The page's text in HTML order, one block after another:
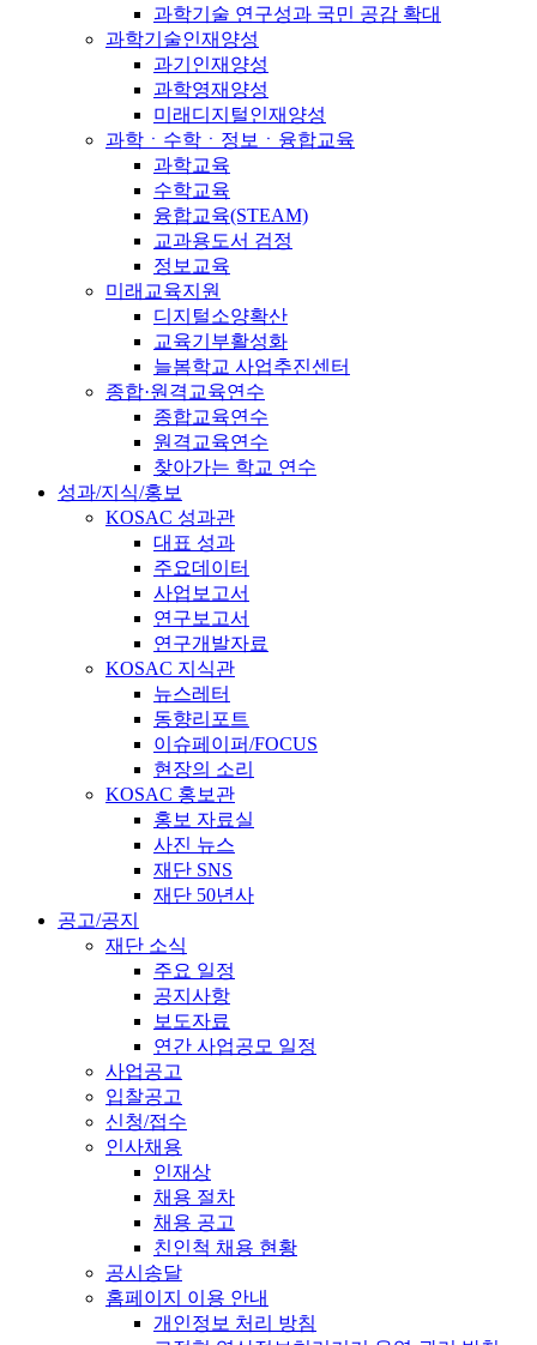
과학기술 연구성과 국민 공감 확대
과학기술인재양성
과기인재양성
과학영재양성
미래디지털인재양성
과학ㆍ수학ㆍ정보ㆍ융합교육
과학교육
수학교육
융합교육(STEAM)
교과용도서 검정
정보교육
미래교육지원
디지털소양확산
교육기부활성화
늘봄학교 사업추진센터
종합·원격교육연수
종합교육연수
원격교육연수
찾아가는 학교 연수
성과/지식/홍보
KOSAC 성과관
대표 성과
주요데이터
사업보고서
연구보고서
연구개발자료
KOSAC 지식관
뉴스레터
동향리포트
이슈페이퍼/FOCUS
현장의 소리
KOSAC 홍보관
홍보 자료실
사진 뉴스
재단 SNS
재단 50년사
공고/공지
재단 소식
주요 일정
공지사항
보도자료
연간 사업공모 일정
사업공고
입찰공고
신청/접수
인사채용
인재상
채용 절차
채용 공고
친인척 채용 현황
공시송달
홈페이지 이용 안내
개인정보 처리 방침